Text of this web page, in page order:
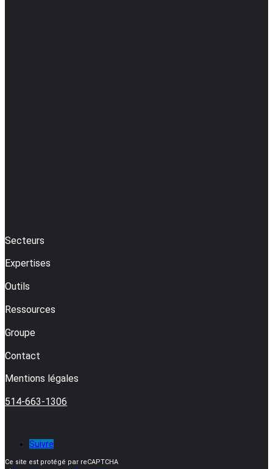
Secteurs
Expertises
Outils
Ressources
Groupe
Contact
Mentions légales
514-663-1306
Suivre
Ce site est protégé par reCAPTCHA